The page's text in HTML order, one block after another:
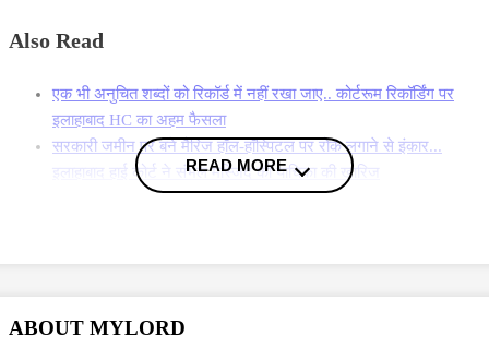
Also Read
एक भी अनुचित शब्दों को रिकॉर्ड में नहीं रखा जाए.. कोर्टरूम रिकॉर्डिंग पर
इलाहाबाद HC का अहम फैसला
सरकारी जमीन पर बने मैरिज हॉल-हॉस्पिटल पर रोक लगाने से इंकार...
इलाहाबाद हाई कोर्ट ने संभल मस्जिद की याचिका की खारिज
फाइलों के पन्ने पलटने में लार के इस्तेमाल पर रोक... इलाहाबाद हाई कोर्ट ने
Topics
READ MORE
ABOUT MYLORD